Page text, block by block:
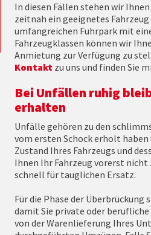
In diesen Fällen stehen wir Ihnen
zeitnah ein geeignetes
umfangreichen Fuhrpark mit
Fahrzeugklassen können wir
Anmietung zur Verfügung zu
Kontaktzu uns und finden Sie
Bei Unfällen ruhig
erhalten
Unfälle gehören zu den
vom ersten Schock erholt
Zustand Ihres Fahrzeugs und
Ihnen Ihr Fahrzeug vorerst
schnell für tauglichen Ersatz.
Für die Phase der Überbrückung
damit Sie private oder
von der Warenlieferung Ihres